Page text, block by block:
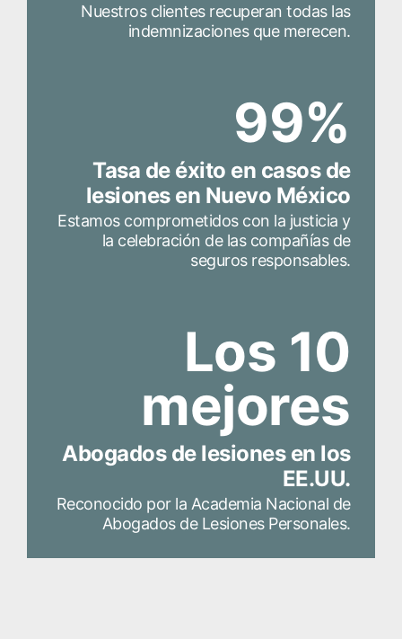
Nuestros clientes recuperan todas las
indemnizaciones que merecen.
99%
Tasa de éxito en casos de
lesiones en Nuevo México
Estamos comprometidos con la justicia y
la celebración de las compañías de
seguros responsables.
Los 10
mejores
Abogados de lesiones en los
EE.UU.
Reconocido por la Academia Nacional de
Abogados de Lesiones Personales.